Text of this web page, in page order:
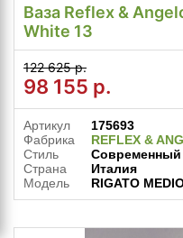
Ваза Reflex &
White 13
122 625 р.
98 155 р.
Артикул
175693
Фабрика
REFLEX &
Стиль
Современный
Страна
Италия
Модель
RIGATO